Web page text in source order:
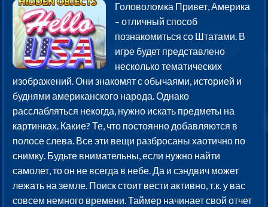
Головоломка Привет, Америка
– отличный способ
познакомиться со Штатами. В
игре будет представлено
несколько тематических
изображений. Они знакомят с обычаями, историей и
буднями американского народа. Однако
расслабляться некогда, нужно искать предметы на
картинках. Какие? Те, что постоянно добавляются в
полосе слева. Все эти вещи разбросаны хаотично по
снимку. Будьте внимательны, если нужно найти
самолет, то он не всегда в небе. Да и сэндвич может
лежать на земле. Поиск стоит вести активно, т.к. у вас
совсем немного времени. Таймер начинает свой отчет